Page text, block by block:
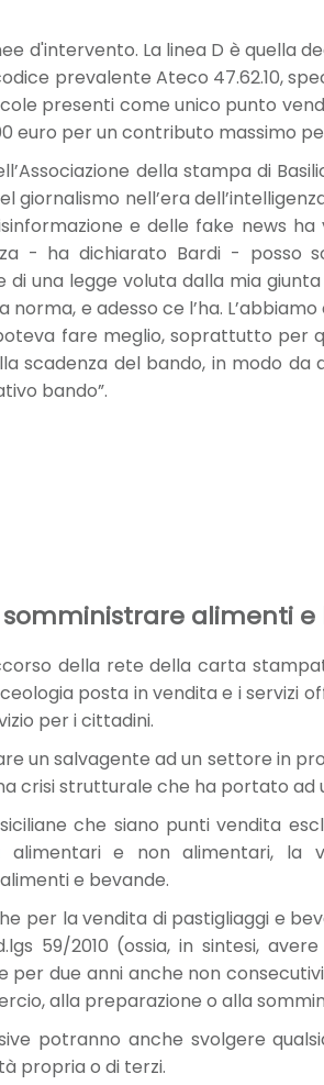
d'intervento. La linea D è quella
prevalente Ateco 47.62.10,
presenti come unico punto
euro per un contributo massimo
della stampa di
giornalismo nell’era
e delle fake news
- ha dichiarato Bardi - posso
di una legge voluta dalla mia
norma, e adesso ce l’ha.
fare meglio, soprattutto per
scadenza del bando, in modo
bando”.
alimenti
della rete della carta
posta in vendita e i
per i cittadini.
un salvagente ad un settore in
crisi strutturale che ha portato
che siano punti vendita
e non alimentari, la
e bevande.
per la vendita di pastigliaggi e
59/2010 (ossia, in sintesi,
per due anni anche non
alla preparazione o alla
potranno anche svolgere
propria o di terzi.